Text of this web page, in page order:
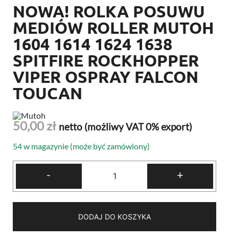
NOWA! ROLKA POSUWU
MEDIÓW ROLLER MUTOH
1604 1614 1624 1638
SPITFIRE ROCKHOPPER
VIPER OSPRAY FALCON
TOUCAN
50,00 zł netto (możliwy VAT 0% export)
54 w magazynie (może być zamówiony)
-
Nowa!
posuwu
MUTOH
1614
+
DODAJ DO KOSZYKA